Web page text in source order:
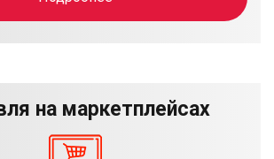
на маркетплейсах